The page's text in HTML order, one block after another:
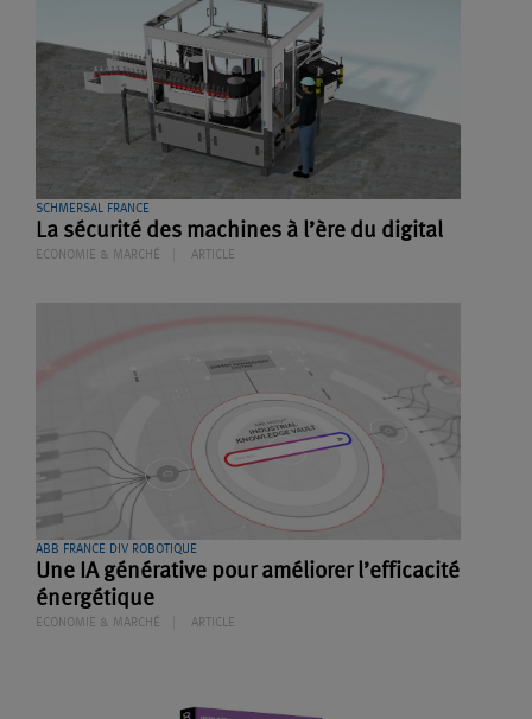
SCHMERSAL FRANCE
La sécurité des machines à l’ère du digital
ECONOMIE & MARCHÉ ARTICLE
ABB FRANCE DIV ROBOTIQUE
Une IA générative pour améliorer l’efficacité
énergétique
ECONOMIE & MARCHÉ ARTICLE